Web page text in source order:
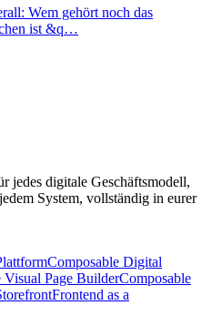
Wem gehört noch das
ist &q…
jedes digitale Geschäftsmodell,
System, vollständig in eurer
Composable Digital
Visual Page BuilderComposable
Frontend as a